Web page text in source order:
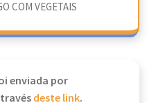
COM VEGETAIS
enviada por
deste link.